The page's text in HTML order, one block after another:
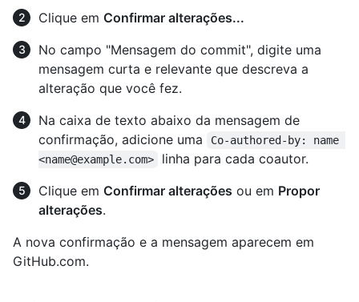
Clique em Confirmar alterações...
No campo "Mensagem do commit", digite uma
mensagem curta e relevante que descreva a
alteração que você fez.
Na caixa de texto abaixo da mensagem de
confirmação, adicione uma
Co-authored-by: name
<name@example.com>
linha para cada coautor.
Clique em Confirmar alterações ou em Propor
alterações.
A nova confirmação e a mensagem aparecem em
GitHub.com.